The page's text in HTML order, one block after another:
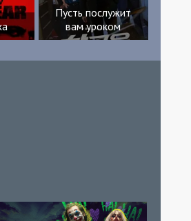
Пусть послужит
вам уроком